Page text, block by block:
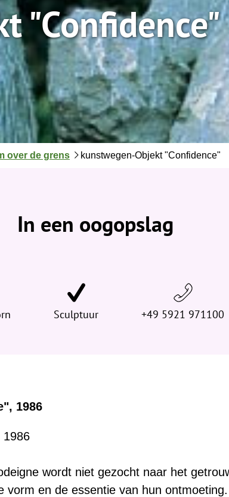
"Confidence"
over de grens kunstwegen-Objekt "Confidence"
In een oogopslag
Sculptuur +49 5921 971100
1986
1986
wordt niet gezocht naar het
vorm en de essentie van hun